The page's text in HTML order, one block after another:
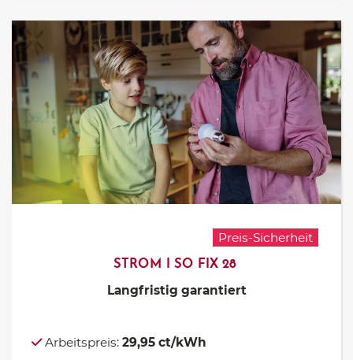
Preis-Sicherheit
STROM I SO FIX 28
Langfristig garantiert
Arbeitspreis: 29,95 ct/kWh